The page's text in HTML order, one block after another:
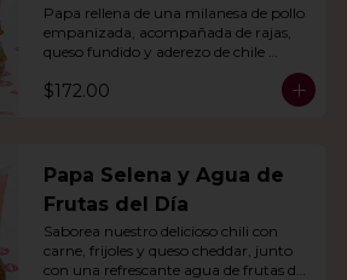
Papa rellena de una milanesa de pollo
empanizada, acompañada de rajas,
queso fundido y aderezo de chile
día.
$172.00
Papa Selena y Agua de
Frutas del Día
Saborea nuestro delicioso chili con
carne, frijoles y queso cheddar, junto
con una refrescante agua de frutas del